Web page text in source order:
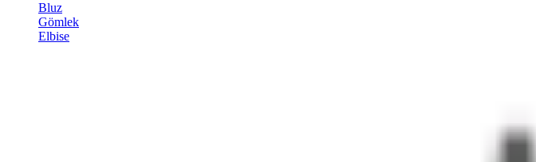
Bluz
Gömlek
Elbise